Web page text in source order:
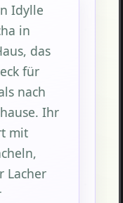
Idylle
in
das
für
nach
Ihr
mit
Lacher